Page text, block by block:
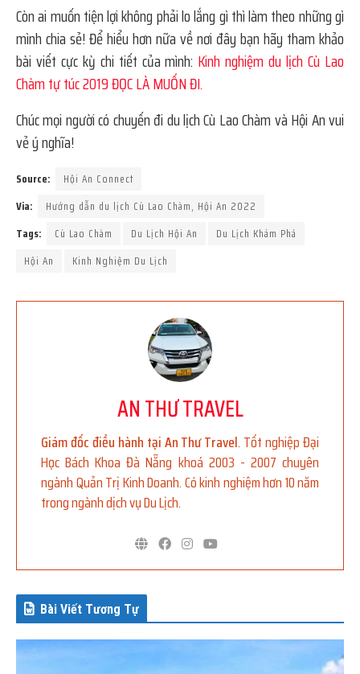
Còn ai muốn tiện lợi không phải lo lắng gì thì làm theo những gì
mình chia sẻ! Để hiểu hơn nữa về nơi đây bạn hãy tham khảo
bài viết cực kỳ chi tiết của mình: Kinh nghiệm du lịch Cù Lao
Chàm tự túc 2019 ĐỌC LÀ MUỐN ĐI.
Chúc mọi người có chuyến đi du lịch Cù Lao Chàm và Hội An vui
vẻ ý nghĩa!
Source: Hội An Connect
Via: Hướng dẫn du lịch Cù Lao Chàm, Hội An 2022
Tags: Cù Lao Chàm Du Lịch Hội An
Du Lịch Khám Phá
Hội An
Kinh Nghiệm Du Lịch
AN THƯ TRAVEL
Giám đốc điều hành tại An Thư Travel. Tốt nghiệp Đại
Học Bách Khoa Đà Nẵng khoá 2003 - 2007 chuyên
ngành Quản Trị Kinh Doanh. Có kinh nghiệm hơn 10 năm
trong ngành dịch vụ Du Lịch.
Bài Viết Tương Tự